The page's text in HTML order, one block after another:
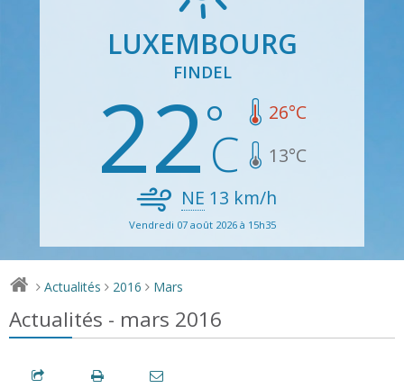
LUXEMBOURG
FINDEL
22 26°C
13°C
NE 13 km/h
Vendredi 07 août 2026 à 15h35
> Actualités > 2016 > Mars
Actualités - mars 2016